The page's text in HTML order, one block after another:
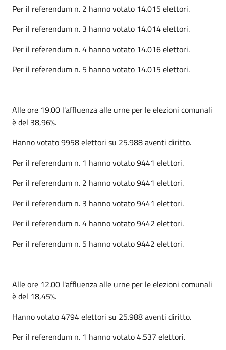
Per il referendum n. 2 hanno votato 14.015 elettori.
Per il referendum n. 3 hanno votato 14.014 elettori.
Per il referendum n. 4 hanno votato 14.016 elettori.
Per il referendum n. 5 hanno votato 14.015 elettori.
Alle ore 19.00 l'affluenza alle urne per le elezioni comunali
è del 38,96%.
Hanno votato 9958 elettori su 25.988 aventi diritto.
Per il referendum n. 1 hanno votato 9441 elettori.
Per il referendum n. 2 hanno votato 9441 elettori.
Per il referendum n. 3 hanno votato 9441 elettori.
Per il referendum n. 4 hanno votato 9442 elettori.
Per il referendum n. 5 hanno votato 9442 elettori.
Alle ore 12.00 l'affluenza alle urne per le elezioni comunali
è del 18,45%.
Hanno votato 4794 elettori su 25.988 aventi diritto.
Per il referendum n. 1 hanno votato 4.537 elettori.